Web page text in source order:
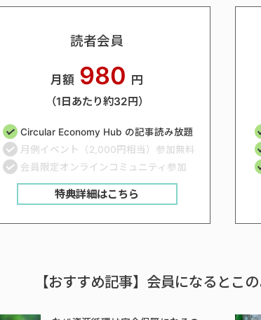
読者会員
月額 980 円
（1日あたり約32円）
Circular Economy Hub の記事読み放題
月例イベント（2,000円相当）参加無料
会員限定オンラインコミュニティ参加
特典詳細はこちら
【おすすめ記事】会員になるとこ